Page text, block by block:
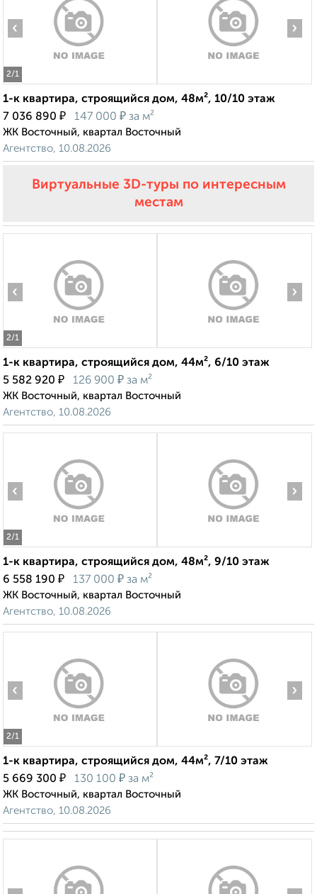
2/1
‹ ›
1-к квартира, строящийся дом, 48м², 10/10 этаж
7 036 890 ₽ 147 000 ₽ за м²
ЖК Восточный, квартал Восточный
Агентство, 10.08.2026
Виртуальные 3D-туры по интересным
местам
2/1
‹ ›
1-к квартира, строящийся дом, 44м², 6/10 этаж
5 582 920 ₽ 126 900 ₽ за м²
ЖК Восточный, квартал Восточный
Агентство, 10.08.2026
2/1
‹ ›
1-к квартира, строящийся дом, 48м², 9/10 этаж
6 558 190 ₽ 137 000 ₽ за м²
ЖК Восточный, квартал Восточный
Агентство, 10.08.2026
2/1
‹ ›
1-к квартира, строящийся дом, 44м², 7/10 этаж
5 669 300 ₽ 130 100 ₽ за м²
ЖК Восточный, квартал Восточный
Агентство, 10.08.2026